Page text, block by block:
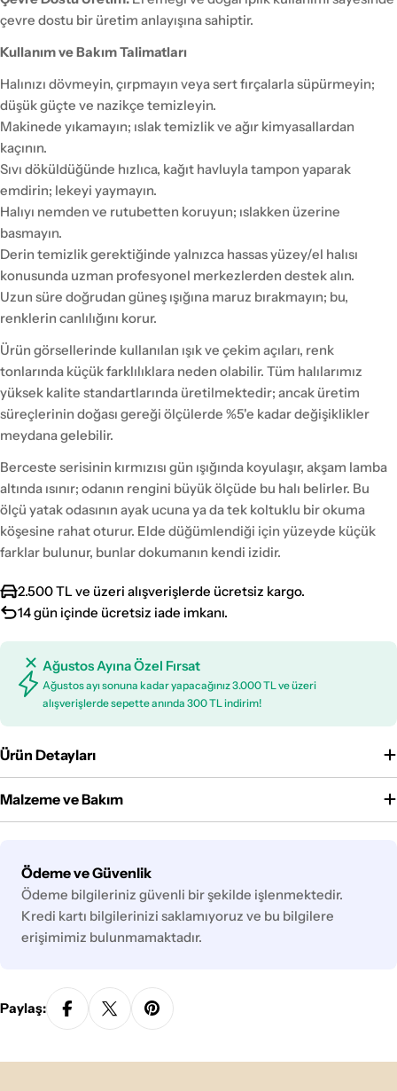
çevre dostu bir üretim anlayışına sahiptir.
Kullanım ve Bakım Talimatları
Halınızı dövmeyin, çırpmayın veya sert fırçalarla süpürmeyin;
düşük güçte ve nazikçe temizleyin.
Makinede yıkamayın; ıslak temizlik ve ağır kimyasallardan
kaçının.
Sıvı döküldüğünde hızlıca, kağıt havluyla tampon yaparak
emdirin; lekeyi yaymayın.
Halıyı nemden ve rutubetten koruyun; ıslakken üzerine
basmayın.
Derin temizlik gerektiğinde yalnızca hassas yüzey/el halısı
konusunda uzman profesyonel merkezlerden destek alın.
Uzun süre doğrudan güneş ışığına maruz bırakmayın; bu,
renklerin canlılığını korur.
Ürün görsellerinde kullanılan ışık ve çekim açıları, renk
tonlarında küçük farklılıklara neden olabilir. Tüm halılarımız
yüksek kalite standartlarında üretilmektedir; ancak üretim
süreçlerinin doğası gereği ölçülerde %5'e kadar değişiklikler
meydana gelebilir.
Berceste serisinin kırmızısı gün ışığında koyulaşır, akşam lamba
altında ısınır; odanın rengini büyük ölçüde bu halı belirler. Bu
ölçü yatak odasının ayak ucuna ya da tek koltuklu bir okuma
köşesine rahat oturur. Elde düğümlendiği için yüzeyde küçük
farklar bulunur, bunlar dokumanın kendi izidir.
2.500 TL ve üzeri alışverişlerde ücretsiz kargo.
14 gün içinde ücretsiz iade imkanı.
Ağustos Ayına Özel Fırsat
Ağustos ayı sonuna kadar yapacağınız 3.000 TL ve üzeri
alışverişlerde sepette anında 300 TL indirim!
Ürün Detayları
Malzeme ve Bakım
Ödeme ve Güvenlik
Ödeme
yöntemleri
Ödeme bilgileriniz güvenli bir şekilde işlenmektedir.
Kredi kartı bilgilerinizi saklamıyoruz ve bu bilgilere
erişimimiz bulunmamaktadır.
Paylaş: